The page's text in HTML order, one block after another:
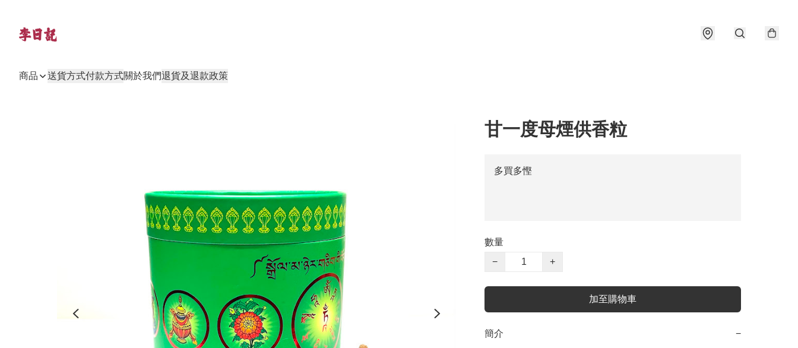
商品 送貨方式付款方式關於我們退貨及退款政策
甘一度母煙供香粒
多買多慳
數量
−
+
加至購物車
簡介 −